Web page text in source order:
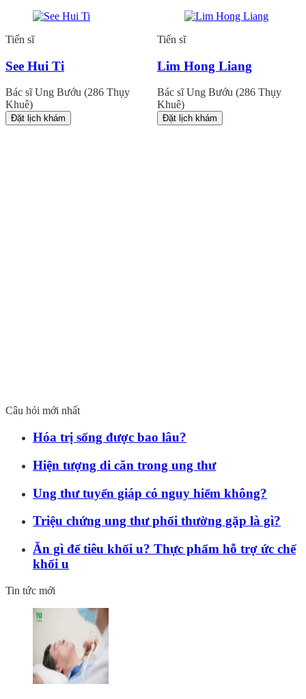
Tiến sĩ
See Hui Ti
Bác sĩ Ung Bướu (286 Thụy
Khuê)
Đặt lịch khám
Tiến sĩ
Lim Hong Liang
Bác sĩ Ung Bướu (286 Thụy
Khuê)
Đặt lịch khám
Câu hỏi mới nhất
Hóa trị sống được bao lâu?
Hiện tượng di căn trong ung thư
Ung thư tuyến giáp có nguy hiểm không?
Triệu chứng ung thư phổi thường gặp là gì?
Ăn gì để tiêu khối u? Thực phẩm hỗ trợ ức chế
khối u
Tin tức mới